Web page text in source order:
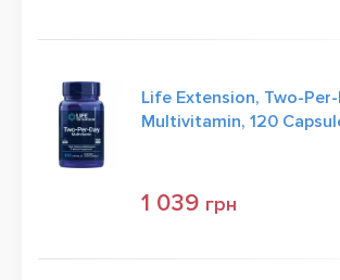
Life Extension, Two-
Multivitamin, 120
1 039 грн